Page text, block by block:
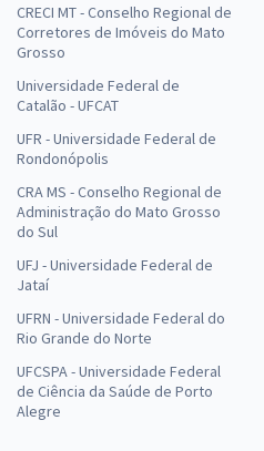
CRECI MT - Conselho Regional de
Corretores de Imóveis do Mato
Grosso
Universidade Federal de
Catalão - UFCAT
UFR - Universidade Federal de
Rondonópolis
CRA MS - Conselho Regional de
Administração do Mato Grosso
do Sul
UFJ - Universidade Federal de
Jataí
UFRN - Universidade Federal do
Rio Grande do Norte
UFCSPA - Universidade Federal
de Ciência da Saúde de Porto
Alegre